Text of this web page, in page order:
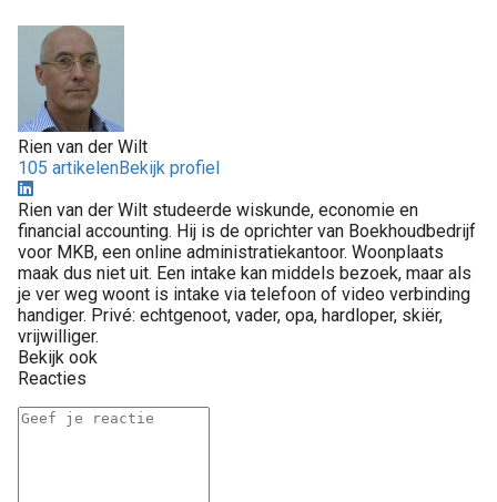
Rien van der Wilt
105 artikelenBekijk profiel
Rien van der Wilt studeerde wiskunde, economie en
financial accounting. Hij is de oprichter van Boekhoudbedrijf
voor MKB, een online administratiekantoor. Woonplaats
maak dus niet uit. Een intake kan middels bezoek, maar als
je ver weg woont is intake via telefoon of video verbinding
handiger. Privé: echtgenoot, vader, opa, hardloper, skiër,
vrijwilliger.
Bekijk ook
Reacties